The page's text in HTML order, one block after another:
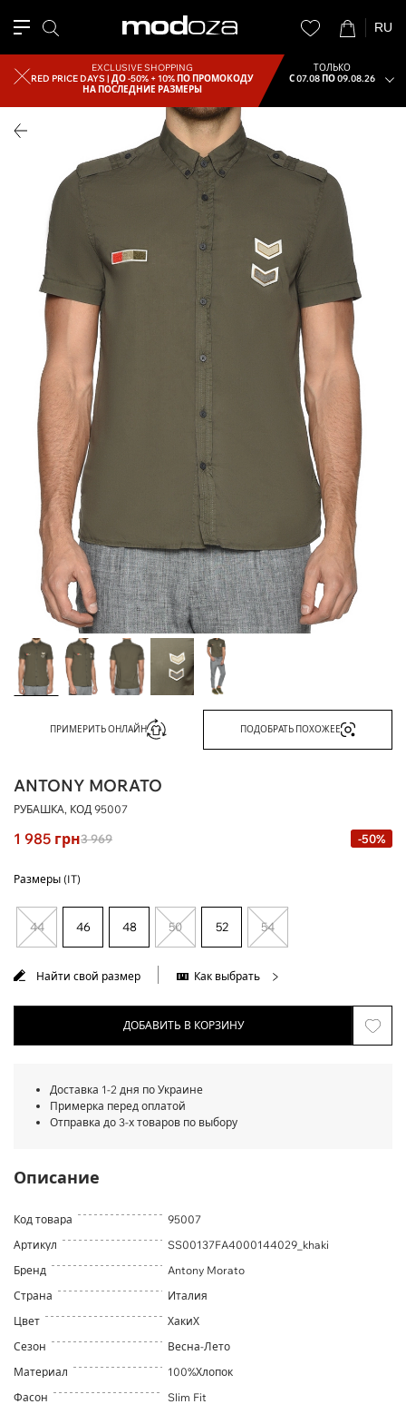
RU
EXCLUSIVE SHOPPING
RED PRICE DAYS |ДО -50% + 10% ПО ПРОМОКОДУ
НА ПОСЛЕДНИЕ РАЗМЕРЫ
ТОЛЬКО
С 07.08 ПО 09.08.26
ПРИМЕРИТЬ ОНЛАЙН ПОДОБРАТЬ ПОХОЖЕЕ
ANTONY MORATO
РУБАШКА, КОД 95007
1 985 грн3 969 -50%
Размеры (IT)
44 46 48 50 52 54
Найти свой размер Как выбрать
ДОБАВИТЬ В КОРЗИНУ
Доставка 1-2 дня по Украине
Примерка перед оплатой
Отправка до 3-х товаров по выбору
Описание
Код товара
95007
Артикул
SS00137FA4000144029_khaki
Бренд
Antony Morato
Страна
Италия
Цвет
ХакиХ
Сезон
Весна-Лето
Материал
100%Хлопок
Фасон
Slim Fit